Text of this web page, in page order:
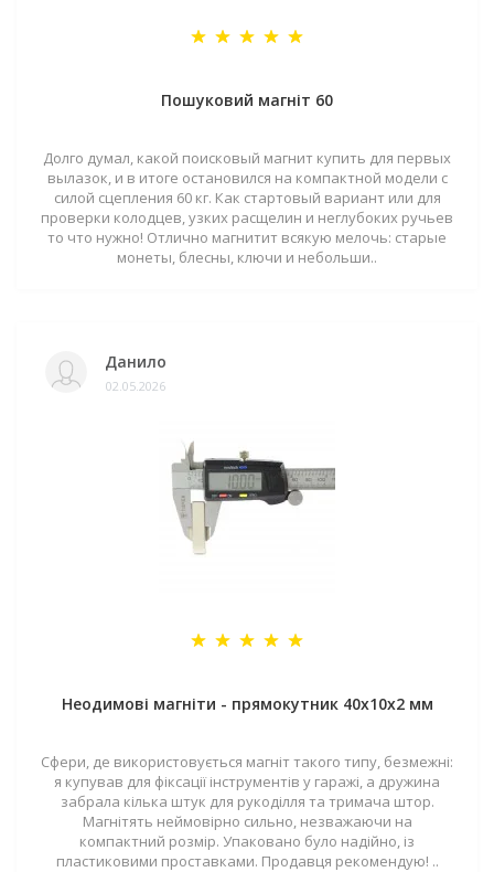
Пошуковий магніт 60
Долго думал, какой поисковый магнит купить для первых
вылазок, и в итоге остановился на компактной модели с
силой сцепления 60 кг. Как стартовый вариант или для
проверки колодцев, узких расщелин и неглубоких ручьев
то что нужно! Отлично магнитит всякую мелочь: старые
монеты, блесны, ключи и небольши..
Данило
02.05.2026
Неодимові магніти - прямокутник 40x10x2 мм
Сфери, де використовується магніт такого типу, безмежні:
я купував для фіксації інструментів у гаражі, а дружина
забрала кілька штук для рукоділля та тримача штор.
Магнітять неймовірно сильно, незважаючи на
компактний розмір. Упаковано було надійно, із
пластиковими проставками. Продавця рекомендую! ..